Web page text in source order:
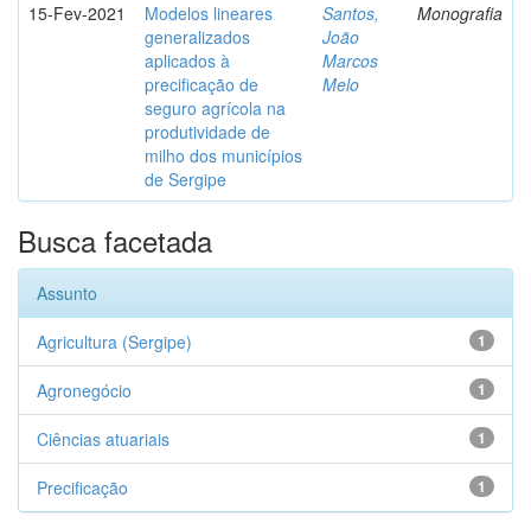
15-Fev-2021
Modelos lineares
generalizados
aplicados à
precificação de
seguro agrícola na
produtividade de
milho dos municípios
de Sergipe
Santos,
João
Marcos
Melo
Monografia
Busca facetada
Assunto
1
Agricultura (Sergipe)
1
Agronegócio
1
Ciências atuariais
1
Precificação